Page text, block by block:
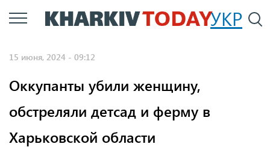
Перейти
к
УКР
15 июня, 2024 - 09:12
Оккупанты убили женщину,
обстреляли детсад и ферму в
Харьковской области